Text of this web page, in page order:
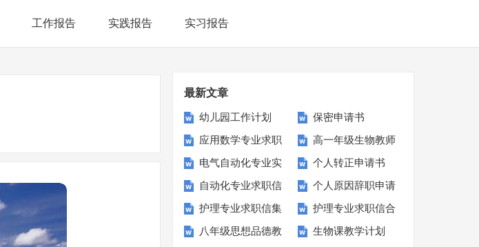
工作报告 实践报告 实习报告
最新文章
幼儿园工作计划
【荐】
保密申请书
应用数学专业求职
信
高一年级生物教师
教学计划
电气自动化专业实
习报告集锦14篇
个人转正申请书
【热】
自动化专业求职信 个人原因辞职申请
书(15篇)
护理专业求职信集
锦15篇
护理专业求职信合
集15篇
八年级思想品德教 生物课教学计划